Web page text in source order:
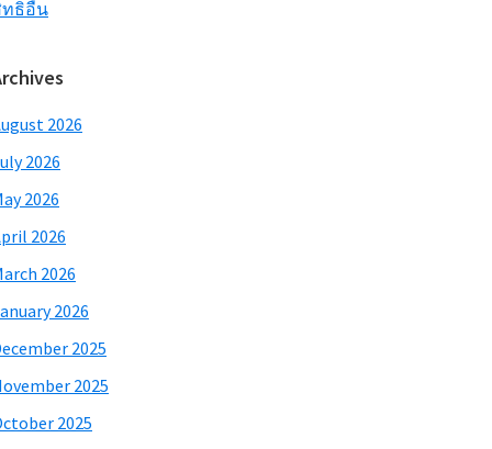
ธิอื่น
2026
2026
2026
2026
2026
2026
2025
2025
2025